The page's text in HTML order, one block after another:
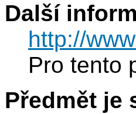
Další
http://
Pro tento
Předmět je